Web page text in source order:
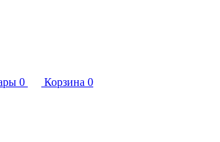
0 Корзина 0